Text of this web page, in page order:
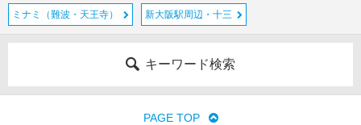
ミナミ（難波・天王寺） 新大阪駅周辺・十三
キーワード検索
PAGE TOP